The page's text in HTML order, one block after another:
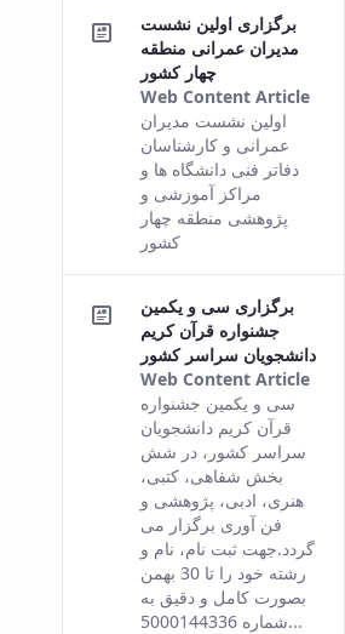
برگزاری اولین نشست
مدیران عمرانی منطقه
چهار کشور
Web Content Article
اولین نشست مدیران
عمرانی و کارشناسان
دفاتر فنی دانشگاه ها و
مراکز آموزشی و
پژوهشی منطقه چهار
کشور
برگزاری سی و یکمین
جشنواره قرآن کریم
دانشجویان سراسر کشور
Web Content Article
سی و یکمین جشنواره
قرآن کریم دانشجویان
سراسر کشور، در شش
بخش شفاهی، کتبی،
هنری، ادبی، پژوهشی و
فن آوری برگزار می
گردد.جهت ثبت نام، نام و
رشته خود را تا 30 بهمن
بصورت کامل و دقیق به
شماره 5000144336...